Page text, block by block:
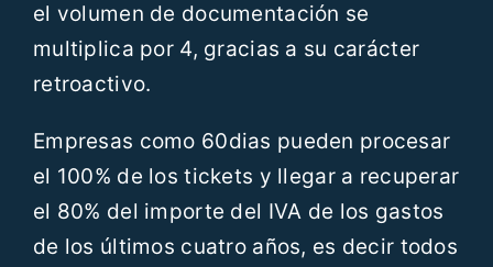
el volumen de documentación se
multiplica por 4, gracias a su carácter
retroactivo.
Empresas como 60dias pueden procesar
el 100% de los tickets y llegar a recuperar
el 80% del importe del IVA de los gastos
de los últimos cuatro años, es decir todos